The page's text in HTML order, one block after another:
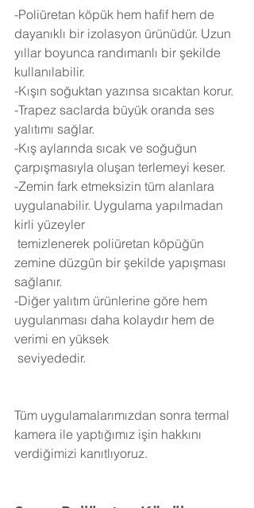
-Poliüretan köpük hem hafif hem de
dayanıklı bir izolasyon ürünüdür. Uzun
yıllar boyunca randımanlı bir şekilde
kullanılabilir.
-Kışın soğuktan yazınsa sıcaktan korur.
-Trapez saclarda büyük oranda ses
yalıtımı sağlar.
-Kış aylarında sıcak ve soğuğun
çarpışmasıyla oluşan terlemeyi keser.
-Zemin fark etmeksizin tüm alanlara
uygulanabilir. Uygulama yapılmadan
kirli yüzeyler
zemine düzgün bir şekilde yapışması
sağlanır.
-Diğer yalıtım ürünlerine göre hem
uygulanması daha kolaydır hem de
verimi en yüksek
seviyededir.
Tüm uygulamalarımızdan sonra termal
kamera ile yaptığımız işin hakkını
verdiğimizi kanıtlıyoruz.